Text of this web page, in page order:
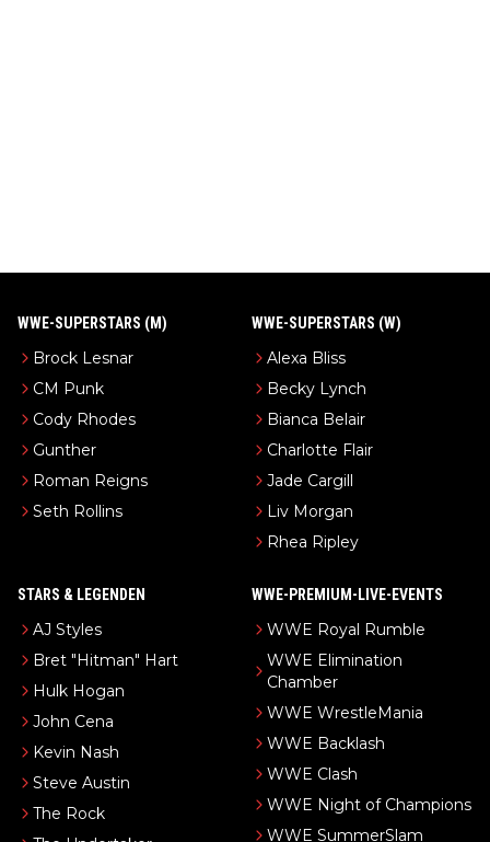
WWE-SUPERSTARS (M)
Brock Lesnar
CM Punk
Cody Rhodes
Gunther
Roman Reigns
Seth Rollins
WWE-SUPERSTARS (W)
Alexa Bliss
Becky Lynch
Bianca Belair
Charlotte Flair
Jade Cargill
Liv Morgan
Rhea Ripley
STARS & LEGENDEN
AJ Styles
Bret "Hitman" Hart
Hulk Hogan
John Cena
Kevin Nash
Steve Austin
The Rock
WWE-PREMIUM-LIVE-EVENTS
WWE Royal Rumble
WWE Elimination
Chamber
WWE WrestleMania
WWE Backlash
WWE Clash
WWE Night of Champions
WWE SummerSlam